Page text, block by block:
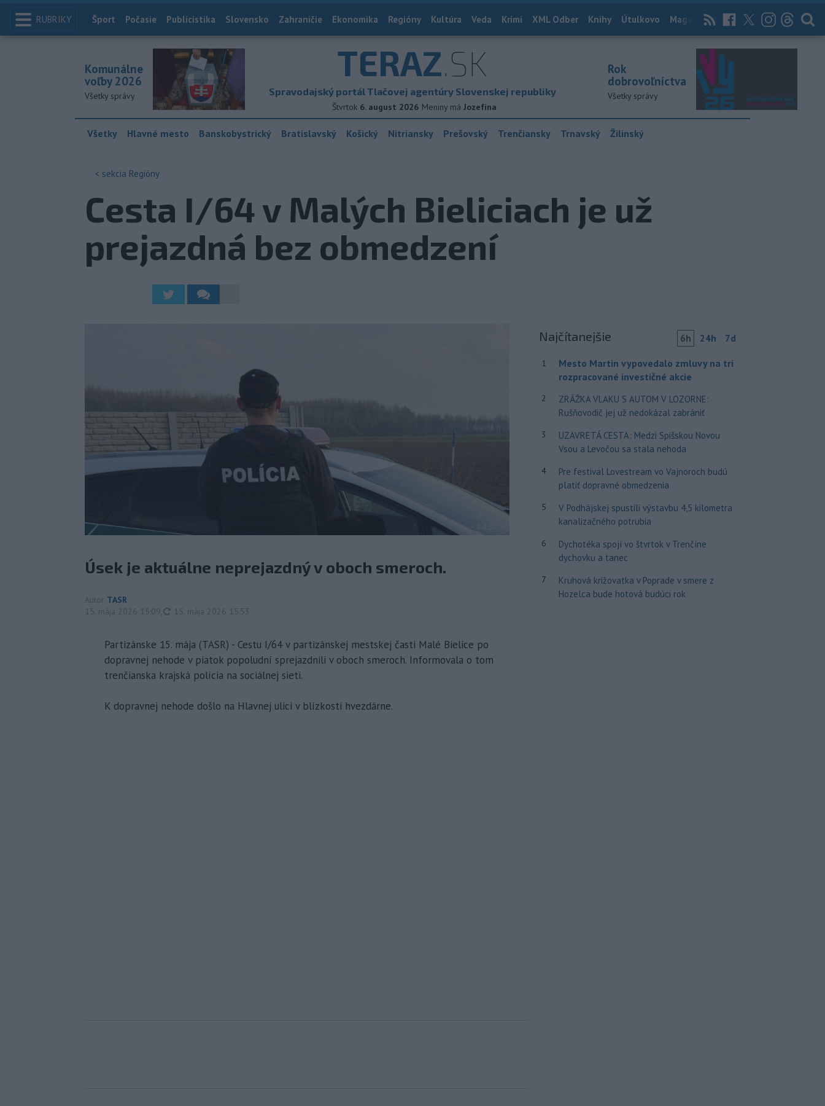
RUBRIKY Index
Šport Počasie Publicistika Slovensko Zahraničie Ekonomika Regióny Kultúra Veda Krimi XML Odber Knihy Útulkovo Magazín News Now Archív
TERAZ.SK
Spravodajský portál Tlačovej agentúry Slovenskej republiky
Štvrtok 6. august 2026 Meniny má Jozefína
Komunálne
voľby 2026
Všetky správy
Rok
dobrovoľníctva
Všetky správy
Všetky Hlavné mesto Banskobystrický Bratislavský Košický Nitriansky Prešovský Trenčiansky Trnavský Žilinský
< sekcia Regióny
Cesta I/64 v Malých Bieliciach je už
prejazdná bez obmedzení
Úsek je aktuálne neprejazdný v oboch smeroch.
Autor TASR
15. mája 2026 15:09
aktualizované
15. mája 2026 15:53
Partizánske 15. mája (TASR) - Cestu I/64 v partizánskej mestskej časti Malé Bielice po
dopravnej nehode v piatok popoludní sprejazdnili v oboch smeroch. Informovala o tom
trenčianska krajská polícia na sociálnej sieti.
K dopravnej nehode došlo na Hlavnej ulici v blízkosti hvezdárne.
Najčítanejšie 6h 24h 7d
1
Mesto Martin vypovedalo zmluvy na tri
rozpracované investičné akcie
2
ZRÁŽKA VLAKU S AUTOM V LOZORNE:
Rušňovodič jej už nedokázal zabrániť
3
UZAVRETÁ CESTA: Medzi Spišskou Novou
Vsou a Levočou sa stala nehoda
4
Pre festival Lovestream vo Vajnoroch budú
platiť dopravné obmedzenia
5
V Podhájskej spustili výstavbu 4,5 kilometra
kanalizačného potrubia
6
Dychotéka spojí vo štvrtok v Trenčíne
dychovku a tanec
7
Kruhová križovatka v Poprade v smere z
Hozelca bude hotová budúci rok